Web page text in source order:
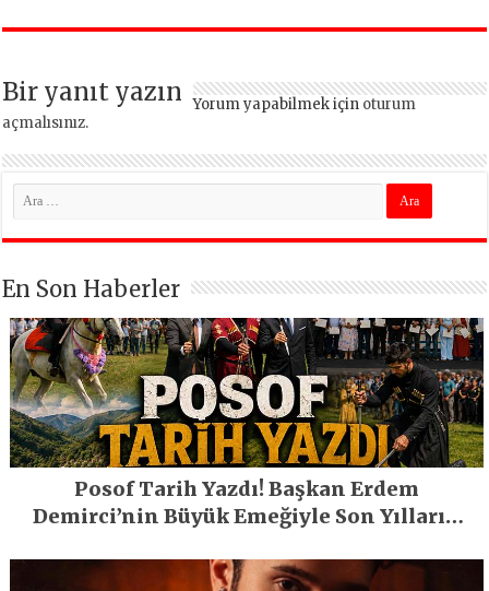
Bir yanıt yazın Yorum yapabilmek için oturum
açmalısınız.
En Son Haberler
Posof Tarih Yazdı! Başkan Erdem
Demirci’nin Büyük Emeğiyle Son Yılların